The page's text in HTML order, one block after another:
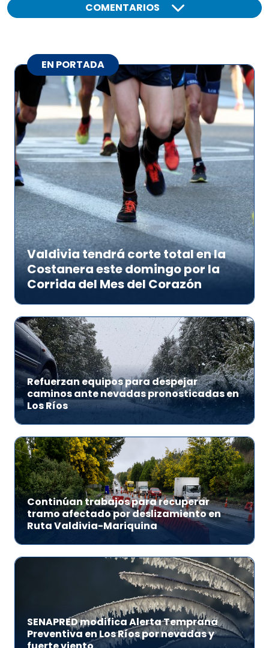
COMENTARIOS
EN PORTADA
Valdivia tendrá corte total en la
Costanera este domingo por la
Corrida del Mes del Corazón
Refuerzan equipos para despejar
caminos ante nevadas pronosticadas en
Los Ríos
Continúan trabajos para recuperar
tramo afectado por deslizamiento en
Ruta Valdivia-Mariquina
SENAPRED modifica Alerta Temprana
Preventiva en Los Ríos por nevadas y